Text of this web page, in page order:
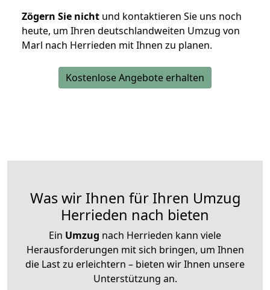
Zögern Sie nicht und kontaktieren Sie uns noch
heute, um Ihren deutschlandweiten Umzug von
Marl nach Herrieden mit Ihnen zu planen.
Kostenlose Angebote erhalten
Was wir Ihnen für Ihren Umzug
Herrieden nach bieten
Ein Umzug nach Herrieden kann viele
Herausforderungen mit sich bringen, um Ihnen
die Last zu erleichtern – bieten wir Ihnen unsere
Unterstützung an.